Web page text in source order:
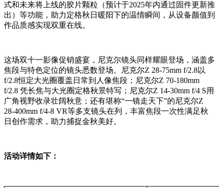
式和未来将上线的胶片颗粒（预计于2025年内通过固件更新推
出）等功能，助力定格秋日暖阳下的温情瞬间，从设备颜值到
作品质感实现双重在线。
这场双十一影像促销盛宴，尼克尔镜头同样耀眼登场，涵盖多
焦段与特色定位的镜头悉数登场。尼克尔Z 28-75mm f/2.8以
f/2.8恒定大光圈覆盖日常到人像焦段；尼克尔Z 70-180mm
f/2.8 凭长焦与大光圈定格秋景特写；尼克尔Z 14-30mm f/4 S用
广角视野收录壮阔秋意；还有堪称“一镜走天下”的尼克尔Z
28-400mm f/4-8 VR等多支镜头在列，丰富焦段一次性满足秋
日创作需求，助力捕捉金秋美好。
活动详情如下：